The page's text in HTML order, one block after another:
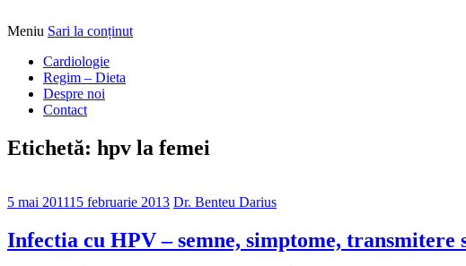
DrBendo.ro
Alimentatia sa iti fie medicatia
Meniu Sari la conținut
Cardiologie
Regim – Dieta
Despre noi
Contact
Etichetă: hpv la femei
5 mai 201115 februarie 2013 Dr. Benteu Darius
Infectia cu HPV – semne, simptome, transmitere